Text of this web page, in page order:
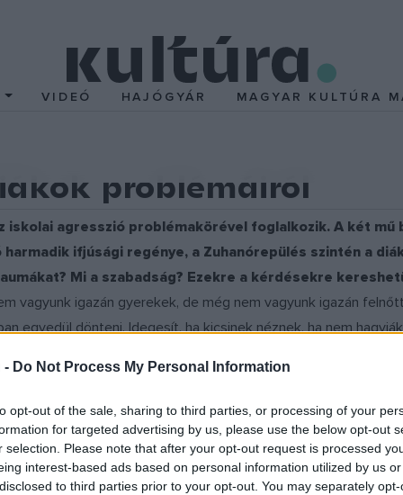
- Do Not Process My Personal Information
opt-out of the sale, sharing to third parties, or processing of your
for targeted advertising by us, please use the below opt-out
selection. Please note that after your opt-out request is processed
interest-based ads based on personal information utilized by us
to third parties prior to your opt-out. You may separately
VIDEÓ HAJÓGYÁR MAGYAR KULTÚRA
problémáiról
iskolai agresszió problémakörével foglalkozik. A két
ifjúsági regénye, a Zuhanórepülés szintén a
Mi a szabadság? Ezekre a kérdésekre
vagyunk igazán gyerekek, de még nem vagyunk igazán
egyedül dönteni. Idegesít, ha kicsinek néznek, ha nem
van a szüleink, a barátaink támogatására, segítségére.
ha az édesapja egyenrangú félként kezelné, ha
szerepet tölthetne be az osztályában. Szeretne sok-sok
tetszik neki. Eddig ismerős, igaz?